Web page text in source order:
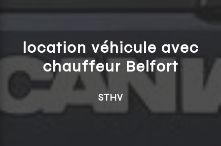
location véhicule avec
chauffeur Belfort
STHV